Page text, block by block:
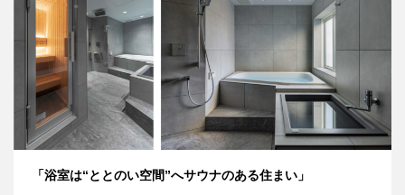
「浴室は“ととのい空間”へサウナのある住まい」